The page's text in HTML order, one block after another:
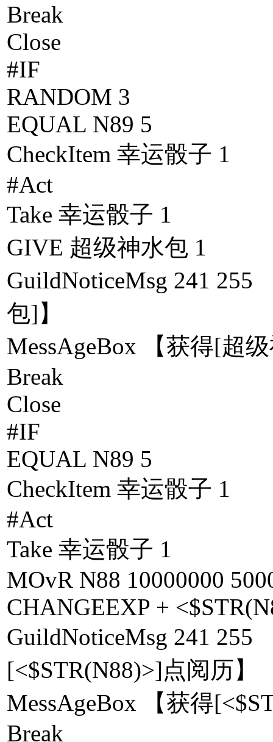
Break
Close
#IF
RANDOM 3
EQUAL N89 5
CheckItem 幸运骰子 1
#Act
Take 幸运骰子 1
GIVE 超级神水包 1
GuildNoticeMsg 241 255
包]】
MessAgeBox 【获得[超
Break
Close
#IF
EQUAL N89 5
CheckItem 幸运骰子 1
#Act
Take 幸运骰子 1
MOvR N88 10000000
CHANGEEXP +
GuildNoticeMsg 241 255
[<$STR(N88)>]点阅历】
MessAgeBox 【获得
Break